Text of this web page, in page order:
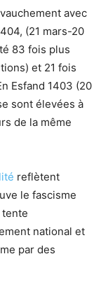
avec
(21 mars-20
83 fois plus
et 21 fois
Esfand 1403 (20
sont élevées à
de la même
reflètent
le fascisme
national et
par des